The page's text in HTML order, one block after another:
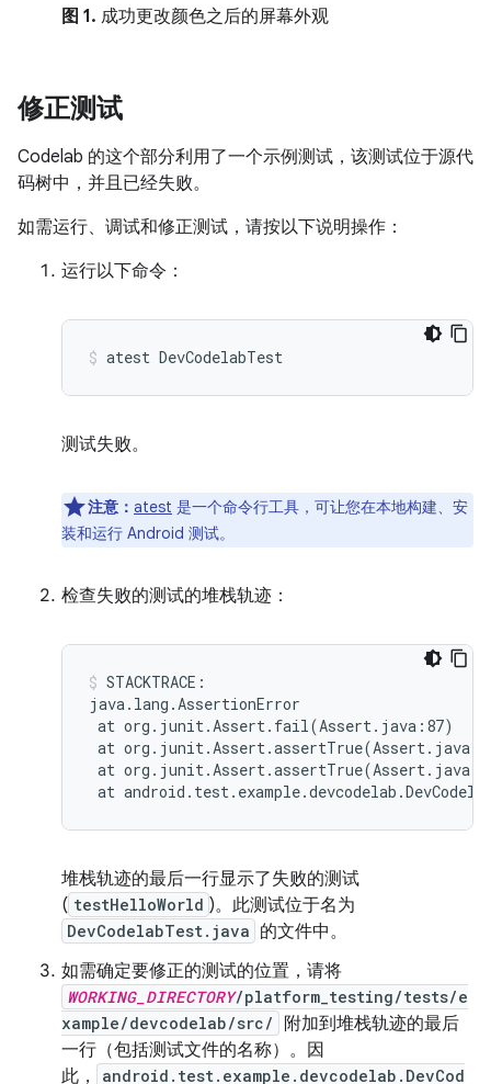
图 1. 成功更改颜色之后的屏幕外观
修正测试
Codelab 的这个部分利用了一个示例测试，该测试位于源代
码树中，并且已经失败。
如需运行、调试和修正测试，请按以下说明操作：
运行以下命令：
atest DevCodelabTest
测试失败。
注意： atest 是一个命令行工具，可让您在本地构建、安
装和运行 Android 测试。
检查失败的测试的堆栈轨迹：
STACKTRACE:
at org.junit.Assert.fail(Assert.java:87)
at org.junit.Assert.assertTrue(
at org.junit.Assert.assertTrue(
at
堆栈轨迹的最后一行显示了失败的测试
( testHelloWorld )。此测试位于名为
DevCodelabTest.java 的文件中。
如需确定要修正的测试的位置，请将
WORKING_DIRECTORY/platform_testing/tests/e
xample/devcodelab/src/
附加到堆栈轨迹的最后
一行（包括测试文件的名称）。因
此，
android.test.example.devcodelab.DevCod